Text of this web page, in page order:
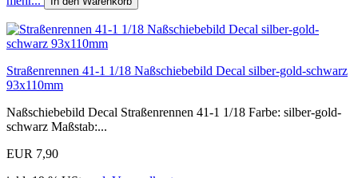
Straßenrennen 41-1 1/18 Naßschiebebild Decal silber-gold-schwarz
93x110mm
Naßschiebebild Decal Straßenrennen 41-1 1/18 Farbe: silber-gold-
schwarz Maßstab:...
EUR 7,90